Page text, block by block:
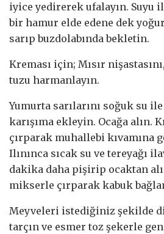
iyice yedirerek ufalayın. Suyu
bir hamur elde edene dek
sarıp buzdolabında bekletin.
Kreması için; Mısır
tuzu harmanlayın.
Yumurta sarılarını soğuk su
karışıma ekleyin. Ocağa alın.
çırparak muhallebi kıvamına
Ilınınca sıcak su ve tereyağı
dakika daha pişirip ocaktan
mikserle çırparak kabuk
Meyveleri istediğiniz şekilde
tarçın ve esmer toz şekerle